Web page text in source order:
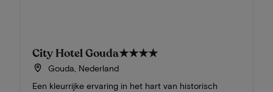
City Hotel Gouda★★★★
Gouda, Nederland
Een kleurrijke ervaring in het hart van historisch